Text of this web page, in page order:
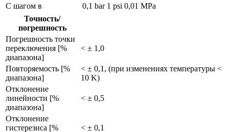
С шагом в
0,1 bar 1 psi 0,01 MPa
Точность/
погрешность
Погрешность точки
переключения [%
диапазона]
< ± 1,0
Повторяемость [%
диапазона]
< ± 0,1, (при изменениях температуры <
10 K)
Отклонение
линейности [%
диапазона]
< ± 0,5
Отклонение
гистерезиса [%
< ± 0,1